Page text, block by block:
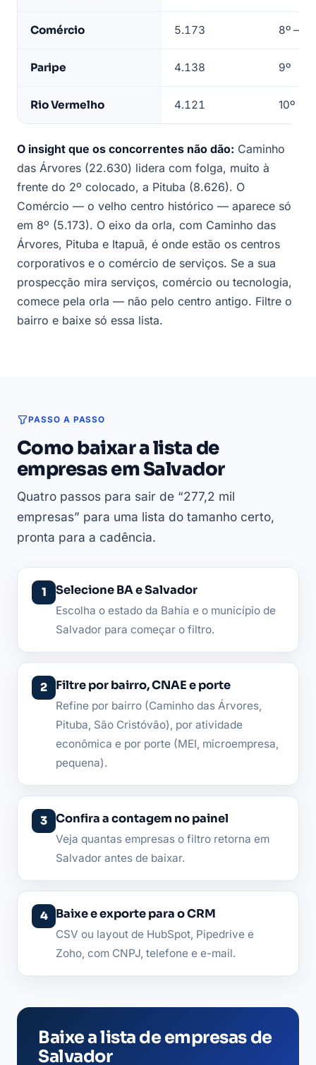
Comércio 5.173 8º —
Paripe 4.138 9º
Rio Vermelho 4.121 10º
O insight que os concorrentes não dão: Caminho
das Árvores (22.630) lidera com folga, muito à
frente do 2º colocado, a Pituba (8.626). O
Comércio — o velho centro histórico — aparece só
em 8º (5.173). O eixo da orla, com Caminho das
Árvores, Pituba e Itapuã, é onde estão os centros
corporativos e o comércio de serviços. Se a sua
prospecção mira serviços, comércio ou tecnologia,
comece pela orla — não pelo centro antigo. Filtre o
bairro e baixe só essa lista.
PASSO A PASSO
Como baixar a lista de
empresas em Salvador
Quatro passos para sair de “277,2 mil
empresas” para uma lista do tamanho certo,
pronta para a cadência.
Selecione BA e Salvador
Escolha o estado da Bahia e o município de
Salvador para começar o filtro.
Filtre por bairro, CNAE e porte
Refine por bairro (Caminho das Árvores,
Pituba, São Cristóvão), por atividade
econômica e por porte (MEI, microempresa,
pequena).
Confira a contagem no painel
Veja quantas empresas o filtro retorna em
Salvador antes de baixar.
Baixe e exporte para o CRM
CSV ou layout de HubSpot, Pipedrive e
Zoho, com CNPJ, telefone e e-mail.
Baixe a lista de empresas de
Salvador